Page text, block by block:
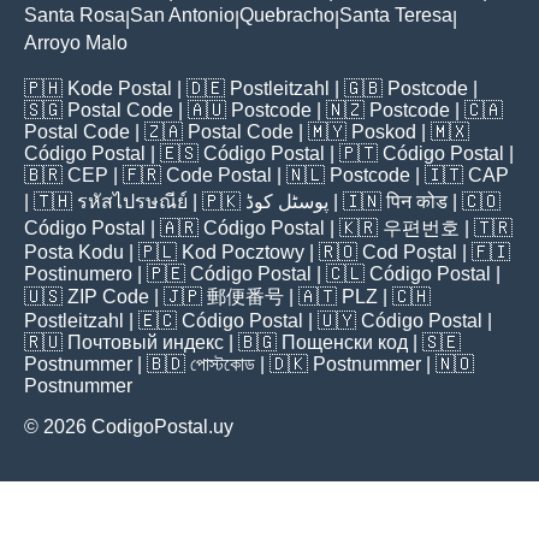
Santa Rosa San Antonio Quebracho Santa Teresa
Arroyo Malo
🇵🇭 Kode Postal | 🇩🇪 Postleitzahl | 🇬🇧 Postcode
🇸🇬 Postal Code | 🇦🇺 Postcode | 🇳🇿 Postcode | 🇨🇦
Postal Code | 🇿🇦 Postal Code | 🇲🇾 Poskod
| 🇲🇽
Código Postal
| 🇪🇸 Código Postal | 🇵🇹 Código Postal
🇧🇷 CEP | 🇫🇷 Code Postal | 🇳🇱 Postcode | 🇮🇹 CAP
| 🇹🇭 รหัสไปรษณีย์ | 🇵🇰 پوسٹل کوڈ | 🇮🇳पिन कोड | 🇨🇴
Código Postal
| 🇦🇷 Código Postal | 🇰🇷 우편번호
| 🇹🇷
Posta Kodu | 🇵🇱 Kod Pocztowy | 🇷🇴 Cod Poștal
| 🇫🇮
Postinumero | 🇵🇪 Código Postal | 🇨🇱 Código Postal
🇺🇸 ZIP Code | 🇯🇵 郵便番号 | 🇦🇹 PLZ | 🇨🇭
Postleitzahl
| 🇪🇨 Código Postal | 🇺🇾 Código Postal
🇷🇺 Почтовый индекс | 🇧🇬 Пощенски код | 🇸🇪
Postnummer | 🇧🇩 পোস্টকোড | 🇩🇰 Postnummer | 🇳🇴
Postnummer
© 2026 CodigoPostal.uy